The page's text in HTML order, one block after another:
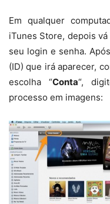
Em qualquer
iTunes Store, depois
seu login e senha.
(ID) que irá aparecer,
escolha “Conta“,
processo em imagens: